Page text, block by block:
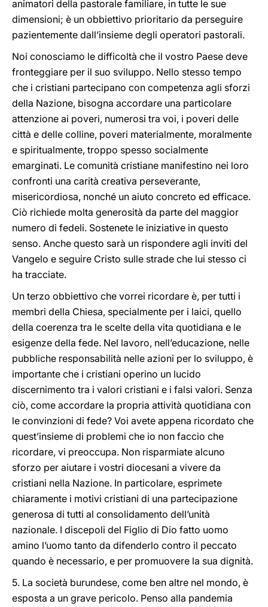
animatori della pastorale familiare, in tutte le sue
dimensioni; è un obbiettivo prioritario da perseguire
pazientemente dall’insieme degli operatori pastorali.
Noi conosciamo le difficoltà che il vostro Paese deve
fronteggiare per il suo sviluppo. Nello stesso tempo
che i cristiani partecipano con competenza agli sforzi
della Nazione, bisogna accordare una particolare
attenzione ai poveri, numerosi tra voi, i poveri delle
città e delle colline, poveri materialmente, moralmente
e spiritualmente, troppo spesso socialmente
emarginati. Le comunità cristiane manifestino nei loro
confronti una carità creativa perseverante,
misericordiosa, nonché un aiuto concreto ed efficace.
Ciò richiede molta generosità da parte del maggior
numero di fedeli. Sostenete le iniziative in questo
senso. Anche questo sarà un rispondere agli inviti del
Vangelo e seguire Cristo sulle strade che lui stesso ci
ha tracciate.
Un terzo obbiettivo che vorrei ricordare è, per tutti i
membri della Chiesa, specialmente per i laici, quello
della coerenza tra le scelte della vita quotidiana e le
esigenze della fede. Nel lavoro, nell’educazione, nelle
pubbliche responsabilità nelle azioni per lo sviluppo, è
importante che i cristiani operino un lucido
discernimento tra i valori cristiani e i falsi valori. Senza
ciò, come accordare la propria attività quotidiana con
le convinzioni di fede? Voi avete appena ricordato che
quest’insieme di problemi che io non faccio che
ricordare, vi preoccupa. Non risparmiate alcuno
sforzo per aiutare i vostri diocesani a vivere da
cristiani nella Nazione. In particolare, esprimete
chiaramente i motivi cristiani di una partecipazione
generosa di tutti al consolidamento dell’unità
nazionale. I discepoli del Figlio di Dio fatto uomo
amino l’uomo tanto da difenderlo contro il peccato
quando è necessario, e per promuovere la sua dignità.
5. La società burundese, come ben altre nel mondo, è
esposta a un grave pericolo. Penso alla pandemia